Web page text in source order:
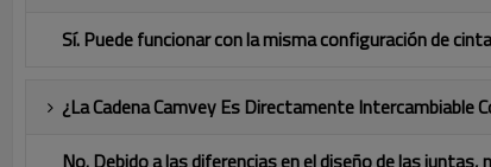
Sí. Puede funcionar con la misma configuración de
¿La Cadena Camvey Es Directamente Intercambiable
No. Debido a las diferencias en el diseño de las